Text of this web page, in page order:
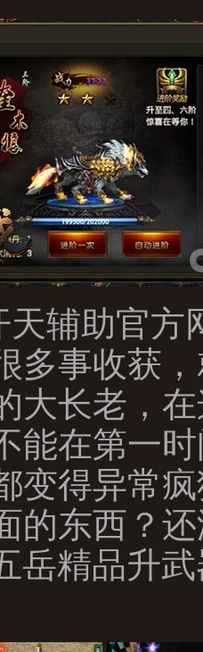
辅助官方
多事收获
大长老，
能在第一
变得异常
的东西？
岳精品升